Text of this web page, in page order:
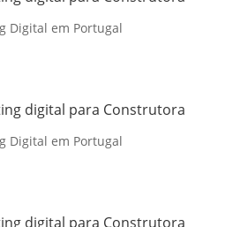
Digital em Portugal
digital para Construtora
Digital em Portugal
digital para Construtora